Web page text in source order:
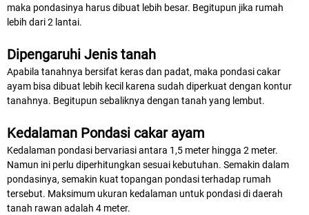
maka pondasinya harus dibuat lebih besar. Begitupun jika rumah
lebih dari 2 lantai.
Dipengaruhi Jenis tanah
Apabila tanahnya bersifat keras dan padat, maka pondasi cakar
ayam bisa dibuat lebih kecil karena sudah diperkuat dengan kontur
tanahnya. Begitupun sebaliknya dengan tanah yang lembut.
Kedalaman Pondasi cakar ayam
Kedalaman pondasi bervariasi antara 1,5 meter hingga 2 meter.
Namun ini perlu diperhitungkan sesuai kebutuhan. Semakin dalam
pondasinya, semakin kuat topangan pondasi terhadap rumah
tersebut. Maksimum ukuran kedalaman untuk pondasi di daerah
tanah rawan adalah 4 meter.